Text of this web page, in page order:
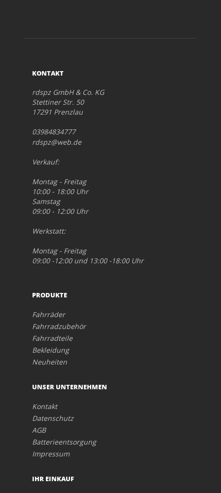
KONTAKT
rdspz GmbH & Co. KG
Stettiner Str. 50
17291 Prenzlau
03984834777
rdspz@web.de
Verkauf:
Montag - Freitag
10:00 - 18:00 Uhr
Samstag
09:00 - 12:00 Uhr
Werkstatt:
Montag - Freitag
09:00 -12:00 und 13:00 -18:00 Uhr
PRODUKTE
Fahrräder
Fahrradzubehör
Fahrradteile
Bekleidung
Neuheiten
UNSER UNTERNEHMEN
Kontakt
Datenschutz
AGB
Batterieentsorgung
Impressum
IHR EINKAUF